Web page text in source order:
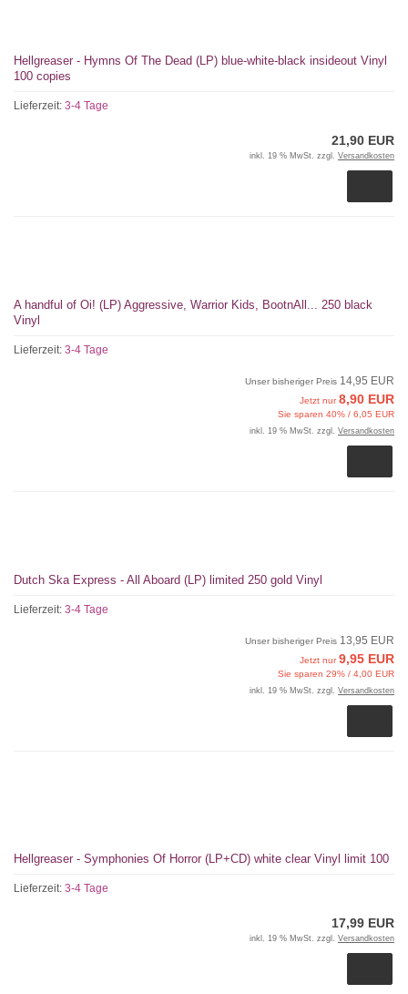
Hellgreaser - Hymns Of The Dead (LP) blue-white-black insideout Vinyl
100 copies
Lieferzeit: 3-4 Tage
21,90 EUR
inkl. 19 % MwSt. zzgl. Versandkosten
A handful of Oi! (LP) Aggressive, Warrior Kids, BootnAll... 250 black
Vinyl
Lieferzeit: 3-4 Tage
Unser bisheriger Preis 14,95 EUR
Jetzt nur8,90 EUR
Sie sparen 40% / 6,05 EUR
inkl. 19 % MwSt. zzgl. Versandkosten
Dutch Ska Express - All Aboard (LP) limited 250 gold Vinyl
Lieferzeit: 3-4 Tage
Unser bisheriger Preis 13,95 EUR
Jetzt nur9,95 EUR
Sie sparen 29% / 4,00 EUR
inkl. 19 % MwSt. zzgl. Versandkosten
Hellgreaser - Symphonies Of Horror (LP+CD) white clear Vinyl limit 100
Lieferzeit: 3-4 Tage
17,99 EUR
inkl. 19 % MwSt. zzgl. Versandkosten